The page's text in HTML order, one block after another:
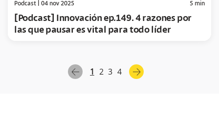
Podcast 04 nov 2025 5 min
[Podcast] Innovación ep.149. 4 razones por
las que pausar es vital para todo líder
arrow-left 1 2 3 4 arrow-right